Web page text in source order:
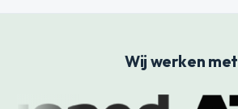
Wij werken met